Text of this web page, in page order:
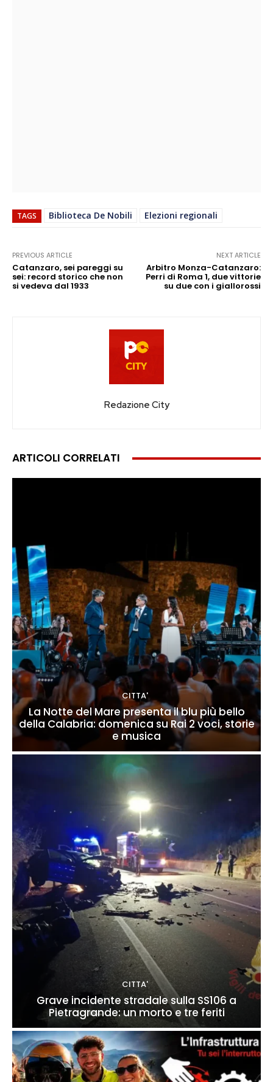
TAGS Biblioteca De Nobili Elezioni regionali
PREVIOUS ARTICLE
Catanzaro, sei pareggi su
sei: record storico che non
si vedeva dal 1933
NEXT ARTICLE
Arbitro Monza-Catanzaro:
Perri di Roma 1, due vittorie
su due con i giallorossi
Redazione City
ARTICOLI CORRELATI
CITTA'
La Notte del Mare presenta il blu più bello
della Calabria: domenica su Rai 2 voci, storie
e musica
CITTA'
Grave incidente stradale sulla SS106 a
Pietragrande: un morto e tre feriti